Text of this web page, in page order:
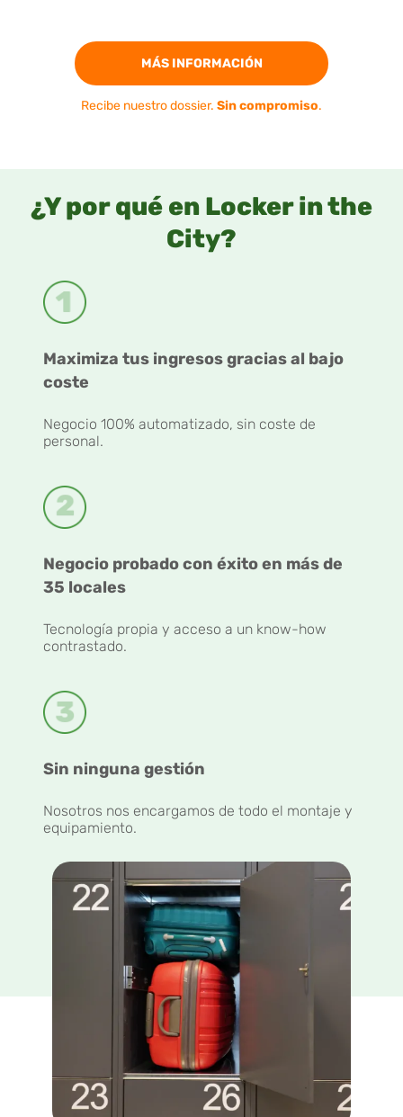
MÁS INFORMACIÓN
Recibe nuestro dossier. Sin compromiso.
¿Y por qué en Locker in the
City?
Maximiza tus ingresos gracias al bajo
coste
Negocio 100% automatizado, sin coste de
personal.
Negocio probado con éxito en más de
35 locales
Tecnología propia y acceso a un know-how
contrastado.
Sin ninguna gestión
Nosotros nos encargamos de todo el montaje y
equipamiento.